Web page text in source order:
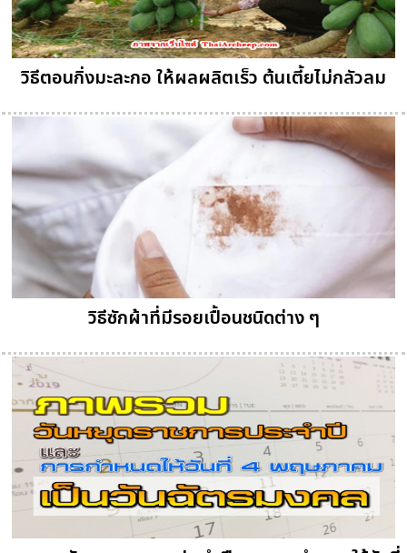
วิธีตอนกิ่งมะละกอ ให้ผลผลิตเร็ว ต้นเตี้ยไม่กลัวลม
วิธีซักผ้าที่มีรอยเปื้อนชนิดต่าง ๆ